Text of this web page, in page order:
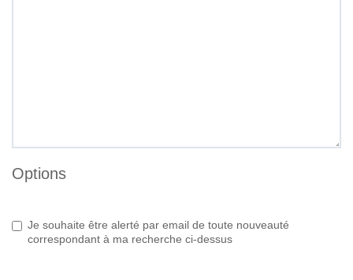
Options
Je souhaite être alerté par email de toute nouveauté
correspondant à ma recherche ci-dessus